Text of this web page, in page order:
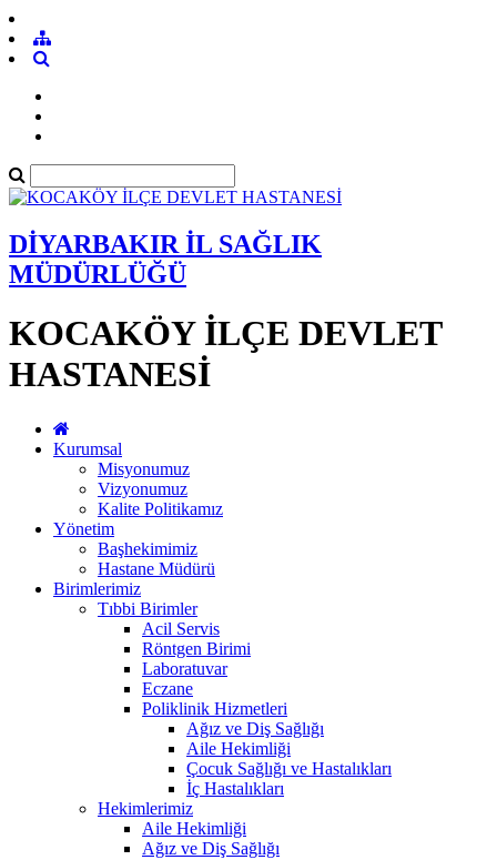
DİYARBAKIR İL SAĞLIK
MÜDÜRLÜĞÜ
KOCAKÖY İLÇE DEVLET
HASTANESİ
Kurumsal
Misyonumuz
Vizyonumuz
Kalite Politikamız
Yönetim
Başhekimimiz
Hastane Müdürü
Birimlerimiz
Tıbbi Birimler
Acil Servis
Röntgen Birimi
Laboratuvar
Eczane
Poliklinik Hizmetleri
Ağız ve Diş Sağlığı
Aile Hekimliği
Çocuk Sağlığı ve Hastalıkları
İç Hastalıkları
Hekimlerimiz
Aile Hekimliği
Ağız ve Diş Sağlığı